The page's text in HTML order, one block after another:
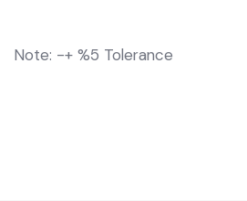
Note: -+ %5 Tolerance